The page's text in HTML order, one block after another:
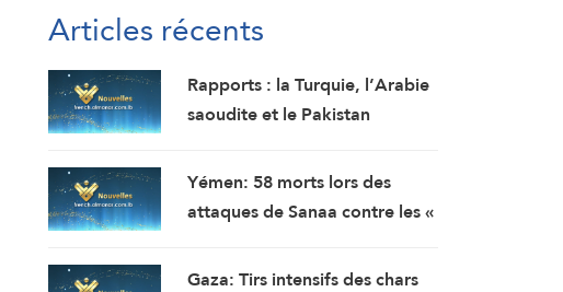
Articles récents
Rapports : la Turquie, l’Arabie
saoudite et le Pakistan
de défense commune à
Djeddah ce vendredi
Yémen: 58 morts lors des
attaques de Sanaa contre les «
soutenues par l’Arabie
Gaza: Tirs intensifs des chars